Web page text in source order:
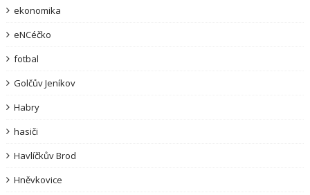
ekonomika
eNCéčko
fotbal
Golčův Jeníkov
Habry
hasiči
Havlíčkův Brod
Hněvkovice